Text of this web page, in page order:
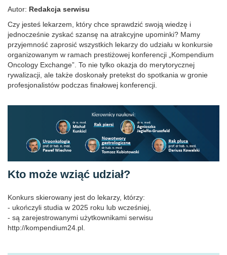
Autor: Redakcja serwisu
Czy jesteś lekarzem, który chce sprawdzić swoją wiedzę i
jednocześnie zyskać szansę na atrakcyjne upominki? Mamy
przyjemność zaprosić wszystkich lekarzy do udziału w konkursie
organizowanym w ramach prestiżowej konferencji „Kompendium
Oncology Exchange”. To nie tylko okazja do merytorycznej
rywalizacji, ale także doskonały pretekst do spotkania w gronie
profesjonalistów podczas finałowej konferencji.
Kto może wziąć udział?
Konkurs skierowany jest do lekarzy, którzy:
- ukończyli studia w 2025 roku lub wcześniej,
- są zarejestrowanymi użytkownikami serwisu
http://kompendium24.pl.